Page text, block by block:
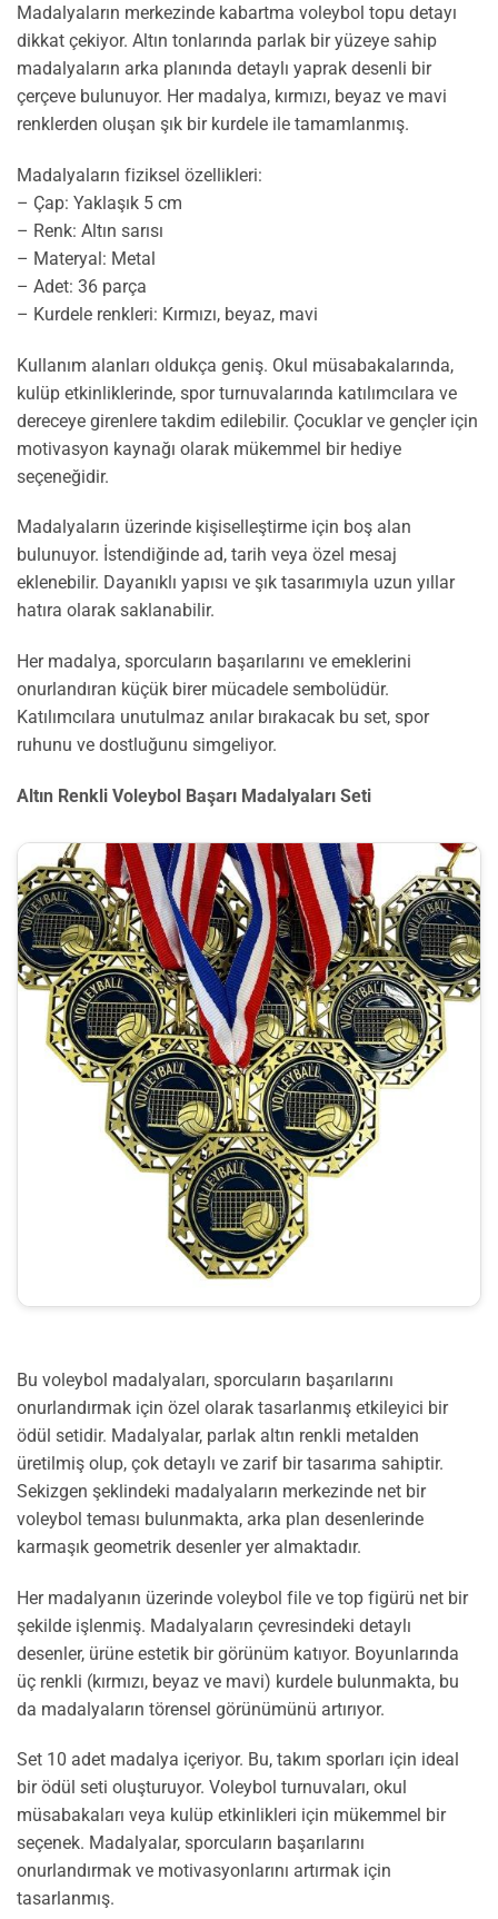
Madalyaların merkezinde kabartma voleybol topu detayı
dikkat çekiyor. Altın tonlarında parlak bir yüzeye sahip
madalyaların arka planında detaylı yaprak desenli bir
çerçeve bulunuyor. Her madalya, kırmızı, beyaz ve mavi
renklerden oluşan şık bir kurdele ile tamamlanmış.
Madalyaların fiziksel özellikleri:
– Çap: Yaklaşık 5 cm
– Renk: Altın sarısı
– Materyal: Metal
– Adet: 36 parça
– Kurdele renkleri: Kırmızı, beyaz, mavi
Kullanım alanları oldukça geniş. Okul müsabakalarında,
kulüp etkinliklerinde, spor turnuvalarında katılımcılara ve
dereceye girenlere takdim edilebilir. Çocuklar ve gençler için
motivasyon kaynağı olarak mükemmel bir hediye
seçeneğidir.
Madalyaların üzerinde kişiselleştirme için boş alan
bulunuyor. İstendiğinde ad, tarih veya özel mesaj
eklenebilir. Dayanıklı yapısı ve şık tasarımıyla uzun yıllar
hatıra olarak saklanabilir.
Her madalya, sporcuların başarılarını ve emeklerini
onurlandıran küçük birer mücadele sembolüdür.
Katılımcılara unutulmaz anılar bırakacak bu set, spor
ruhunu ve dostluğunu simgeliyor.
Altın Renkli Voleybol Başarı Madalyaları Seti
Bu voleybol madalyaları, sporcuların başarılarını
onurlandırmak için özel olarak tasarlanmış etkileyici bir
ödül setidir. Madalyalar, parlak altın renkli metalden
üretilmiş olup, çok detaylı ve zarif bir tasarıma sahiptir.
Sekizgen şeklindeki madalyaların merkezinde net bir
voleybol teması bulunmakta, arka plan desenlerinde
karmaşık geometrik desenler yer almaktadır.
Her madalyanın üzerinde voleybol file ve top figürü net bir
şekilde işlenmiş. Madalyaların çevresindeki detaylı
desenler, ürüne estetik bir görünüm katıyor. Boyunlarında
üç renkli (kırmızı, beyaz ve mavi) kurdele bulunmakta, bu
da madalyaların törensel görünümünü artırıyor.
Set 10 adet madalya içeriyor. Bu, takım sporları için ideal
bir ödül seti oluşturuyor. Voleybol turnuvaları, okul
müsabakaları veya kulüp etkinlikleri için mükemmel bir
seçenek. Madalyalar, sporcuların başarılarını
onurlandırmak ve motivasyonlarını artırmak için
tasarlanmış.